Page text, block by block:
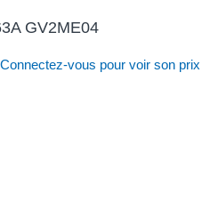
GV2ME04
Connectez-vous pour voir son prix